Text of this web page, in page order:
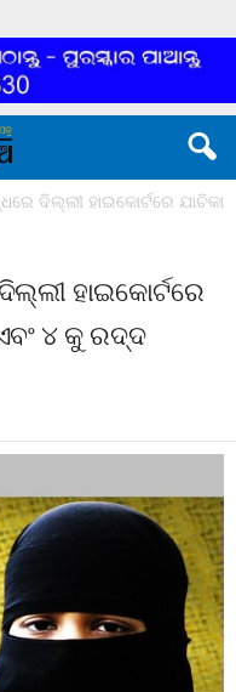
ଦିଲ୍ଲୀ ହାଇକୋର୍ଟରେ ଯାଚିକା
ହାଇକୋର୍ଟରେ
ଏବଂ ୪ କୁ ରଦ୍ଦ